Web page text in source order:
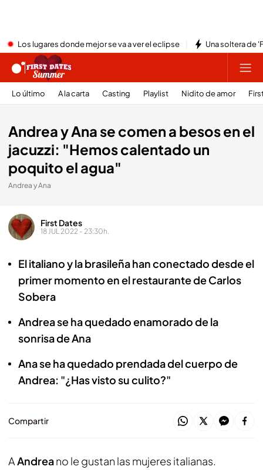
Los lugares donde mejor se va a ver el eclipse Una soltera de
Lo último A la carta Casting Playlist Nidito de amor
Andrea y Ana se comen a besos en el
jacuzzi: "Hemos calentado un
poquito el agua"
Andrea y Ana
First Dates
18 JUL 2022 - 23:30h.
El italiano y la brasileña han conectado desde el
primer momento en el restaurante de Carlos
Sobera
Andrea se ha quedado enamorado de la
sonrisa de Ana
Ana se ha quedado prendada del cuerpo de
Andrea: "¿Has visto su culito?"
Compartir
AAndreano le gustan las mujeres italianas.